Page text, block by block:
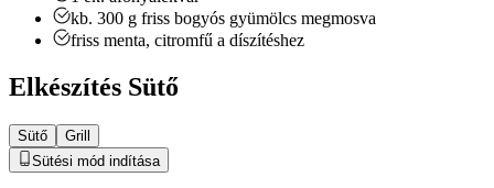
kb. 300 g friss bogyós gyümölcs megmosva
friss menta, citromfű a díszítéshez
Elkészítés Sütő
Sütő
Grill
Sütési mód indítása